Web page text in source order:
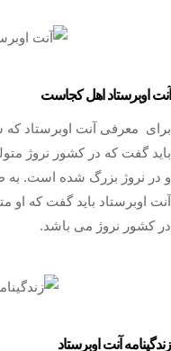
آنت اوبرستاد اهل کجاست
برای معرفی آنت اوبرستاد
باید گفت که در کشور نروژ
و در نروژ بزرگ شده است. به
در کشور نروژ می باشد.
زندگینامه آنت اوبرستاد